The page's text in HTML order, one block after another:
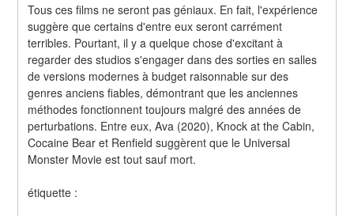
Tous ces films ne seront pas géniaux. En fait, l'expérience
suggère que certains d'entre eux seront carrément
terribles. Pourtant, il y a quelque chose d'excitant à
regarder des studios s'engager dans des sorties en salles
de versions modernes à budget raisonnable sur des
genres anciens fiables, démontrant que les anciennes
méthodes fonctionnent toujours malgré des années de
perturbations. Entre eux, Ava (2020), Knock at the Cabin,
Cocaine Bear et Renfield suggèrent que le Universal
Monster Movie est tout sauf mort.
étiquette :